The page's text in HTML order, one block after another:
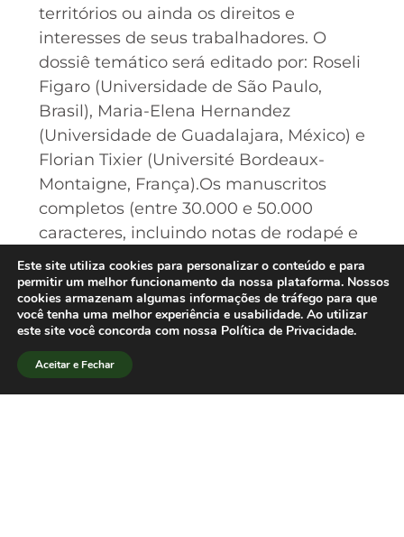
territórios ou ainda os direitos e
interesses de seus trabalhadores. O
dossiê temático será editado por: Roseli
Figaro (Universidade de São Paulo,
Brasil), Maria-Elena Hernandez
(Universidade de Guadalajara, México) e
Florian Tixier (Université Bordeaux-
Montaigne, França).Os manuscritos
completos (entre 30.000 e 50.000
caracteres, incluindo notas de rodapé e
referências bibliográficas) podem ser
enviados até 31 de maio de 2023,
paraslj@ulb.beou submetidos pelo
site:
https://revue.surlejournalisme.com/slj
PT_Jornalismo_Combate
Este site utiliza cookies para personalizar o conteúdo e para
permitir um melhor funcionamento da nossa plataforma. Nossos
cookies armazenam algumas informações de tráfego para que
você tenha uma melhor experiência e usabilidade. Ao utilizar
este site você concorda com nossa Política de Privacidade.
Aceitar e Fechar